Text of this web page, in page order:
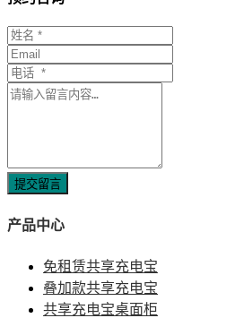
提交留言
产品中心
免租赁共享充电宝
叠加款共享充电宝
共享充电宝桌面柜